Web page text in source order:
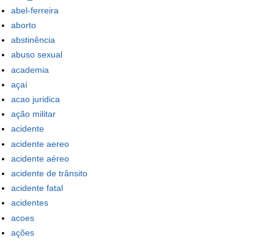
abel-ferreira
aborto
abstinência
abuso sexual
academia
açaí
acao juridica
ação militar
acidente
acidente aereo
acidente aéreo
acidente de trânsito
acidente fatal
acidentes
acoes
ações